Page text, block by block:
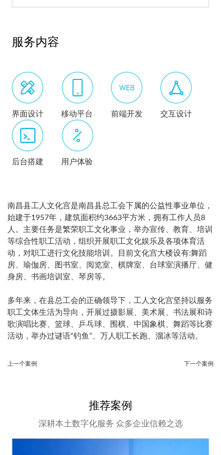
服务内容
界面设计 移动平台 前端开发 交互设计
后台搭建 用户体验
南昌县工人文化宫是南昌县总工会下属的公益性事业单位，
始建于1957年，建筑面积约3663平方米，拥有工作人员8
人。主要任务是繁荣职工文化事业，举办宣传、教育、培训
等综合性职工活动，组织开展职工文化娱乐及各项体育活
动，对职工进行文化技能培训。目前文化宫大楼设有:舞蹈
房、瑜伽房、图书室、阅览室、棋牌室、台球室演播厅、健
身房、书画培训室、琴房等。
多年来，在县总工会的正确领导下，工人文化宫坚持以服务
职工文体生活为导向，开展过摄影展、美术展、书法展和诗
歌演唱比赛、篮球、乒乓球、围棋、中国象棋、舞蹈等比赛
活动，举办过谜语“钓鱼”、万人职工长跑、溜冰等活动。
上一个案例 下一个案例
推荐案例
深耕本土数字化服务 众多企业信赖之选